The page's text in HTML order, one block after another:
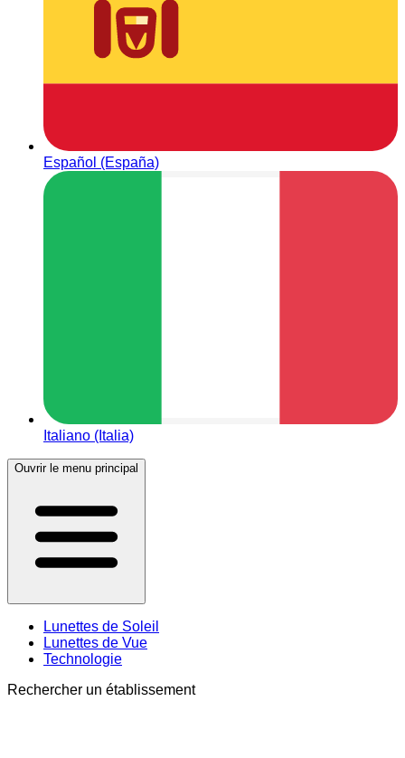
Español (España)
Italiano (Italia)
Ouvrir le menu principal
Lunettes de Soleil
Lunettes de Vue
Technologie
Rechercher un établissement